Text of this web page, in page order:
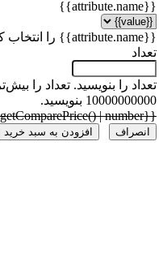
را بنویسید.تعداد را بیش‌تر از 0 بنویسید.
بنویسید.
{{getPrice() | number}} تومان
افزودن به سبد خرید